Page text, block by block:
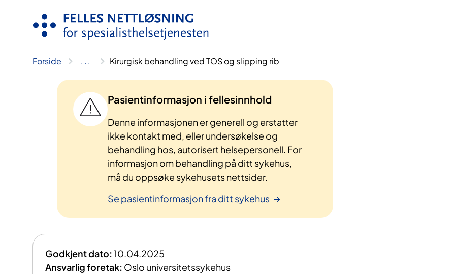
Forside .. . Kirurgisk behandling ved TOS og slipping rib
Pasientinformasjon i fellesinnhold
Denne informasjonen er generell og erstatter
ikke kontakt med, eller undersøkelse og
behandling hos, autorisert helsepersonell. For
informasjon om behandling på ditt sykehus,
må du oppsøke sykehusets nettsider.
Se pasientinformasjon fra ditt sykehus
Godkjent dato:10.04.2025
Ansvarlig foretak: Oslo universitetssykehus